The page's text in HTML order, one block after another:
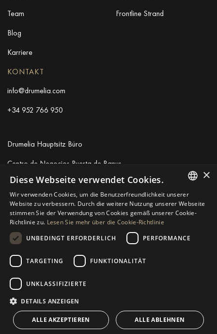
Team
Blog
Karriere
Frontline Strand
KONTAKT
info@drumelia.com
+34 952 766 950
Drumelia Hauptsitz Büro
Centro de Negocios Puerta de Banus
Edificio B, Local 11
+34 952 766 950
info@drumelia.com
© 2026 Drumelia Real Estate.
Richtlinie· Erstellt vonInmoba
Linkedin
ENGLISH
SPANISH
NORWEGIAN
×
Diese Webseite verwendet Cookies.
Wir verwenden Cookies, um die Benutzerfreundlichkeit unserer
Website zu verbessern. Durch die weitere Nutzung unserer Webseite
stimmen Sie der Verwendung von Cookies gemäß unserer Cookie-
Richtlinie zu. Lesen Sie mehr über die Cookie-Richtlinie
UNBEDINGT ERFORDERLICH
PERFORMANCE
TARGETING FUNKTIONALITÄT
UNKLASSIFIZIERTE
DETAILS ANZEIGEN
ALLE AKZEPTIEREN ALLE ABLEHNEN